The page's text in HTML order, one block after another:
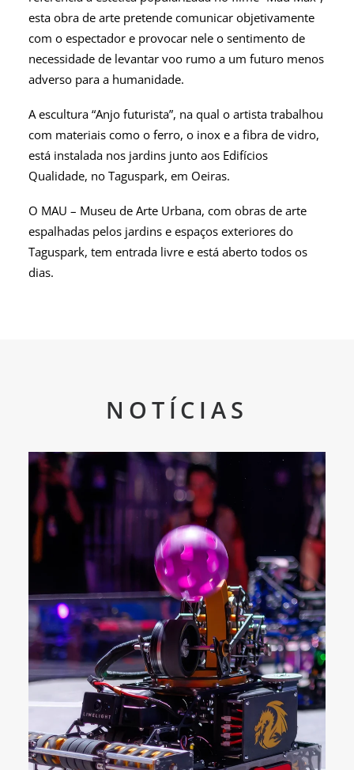
esta obra de arte pretende comunicar objetivamente
com o espectador e provocar nele o sentimento de
necessidade de levantar voo rumo a um futuro menos
adverso para a humanidade.
A escultura “Anjo futurista”, na qual o artista trabalhou
com materiais como o ferro, o inox e a fibra de vidro,
está instalada nos jardins junto aos Edifícios
Qualidade, no Taguspark, em Oeiras.
O MAU – Museu de Arte Urbana, com obras de arte
espalhadas pelos jardins e espaços exteriores do
Taguspark, tem entrada livre e está aberto todos os
dias.
NOTÍCIAS